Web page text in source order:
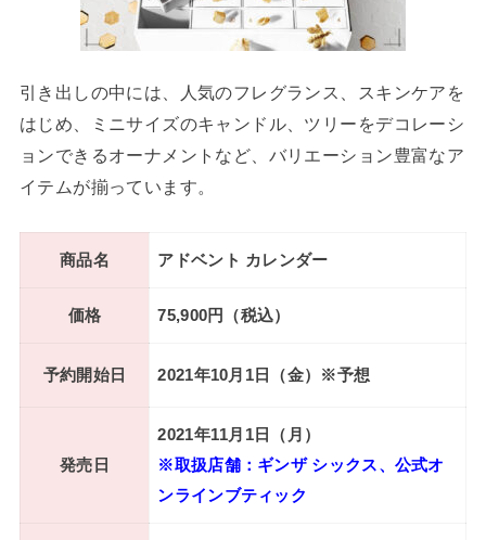
引き出しの中には、人気のフレグランス、スキンケアを
はじめ、ミニサイズのキャンドル、ツリーをデコレーシ
ョンできるオーナメントなど、バリエーション豊富なア
イテムが揃っています。
商品名 アドベント カレンダー
価格 75,900円（税込）
予約開始日 2021年10月1日（金）※予想
発売日
2021年11月1日（月）
※取扱店舗：ギンザ シックス、公式オ
ンラインブティック